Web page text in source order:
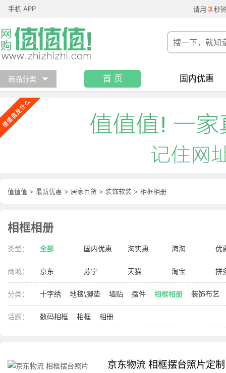
手机 APP 请用 3 秒
商品分类 首 页 国内优惠
值值值 > 最新优惠 > 居家百货 > 装饰软装 > 相框相册
相框相册
类型： 全部 国内优惠 淘实惠 海淘 优
商城： 京东 苏宁 天猫 淘宝 拼
分类： 十字绣 地毯\脚垫 墙贴 摆件 相框相册 装饰布艺
话题： 数码相框 相框 相册
京东物流 相框摆台照片定